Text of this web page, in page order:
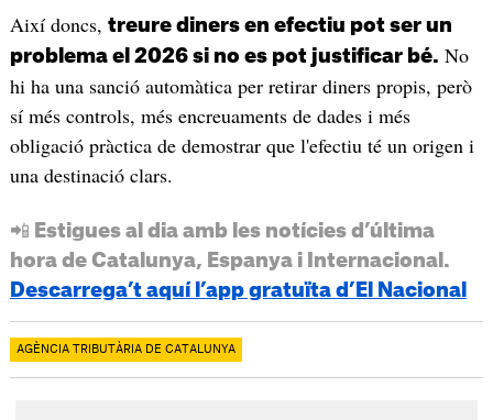
Així doncs, treure diners en efectiu pot ser un
problema el 2026 si no es pot justificar bé. No
hi ha una sanció automàtica per retirar diners propis, però
sí més controls, més encreuaments de dades i més
obligació pràctica de demostrar que l'efectiu té un origen i
una destinació clars.
📲 Estigues al dia amb les notícies d’última
hora de Catalunya, Espanya i Internacional.
Descarrega’t aquí l’app gratuïta d’El Nacional
AGÈNCIA TRIBUTÀRIA DE CATALUNYA